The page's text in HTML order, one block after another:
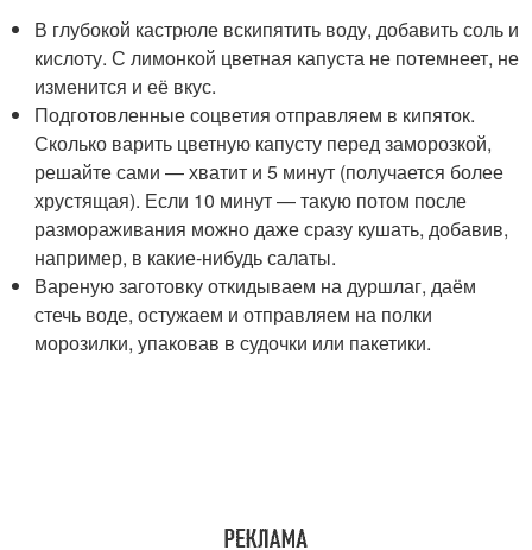
В глубокой кастрюле вскипятить воду, добавить соль и
кислоту. С лимонкой цветная капуста не потемнеет, не
изменится и её вкус.
Подготовленные соцветия отправляем в кипяток.
Сколько варить цветную капусту перед заморозкой,
решайте сами — хватит и 5 минут (получается более
хрустящая). Если 10 минут — такую потом после
размораживания можно даже сразу кушать, добавив,
например, в какие-нибудь салаты.
Вареную заготовку откидываем на дуршлаг, даём
стечь воде, остужаем и отправляем на полки
морозилки, упаковав в судочки или пакетики.